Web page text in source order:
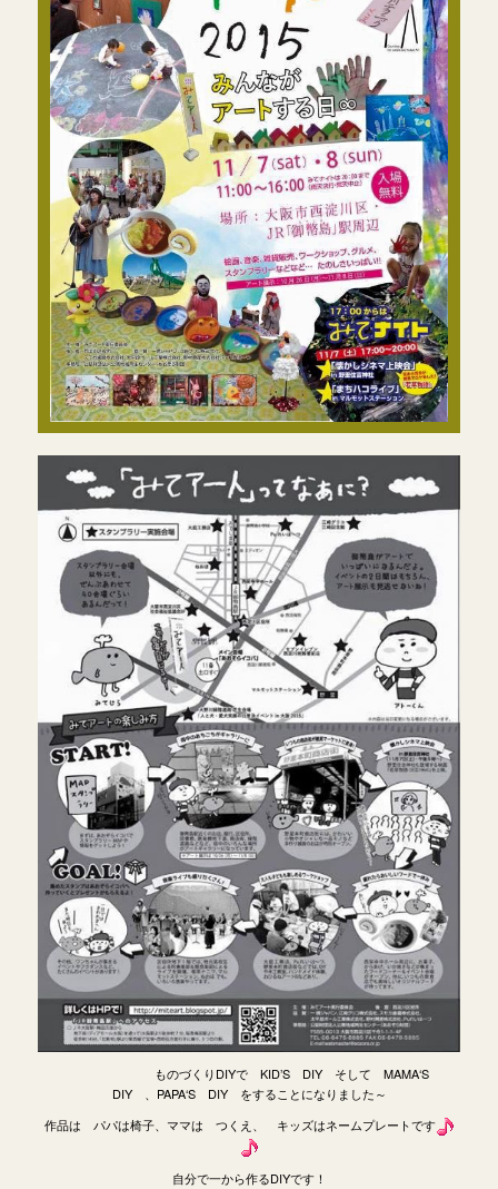
ものづくりDIYで KID’S DIY そして MAMA‘S
DIY 、PAPA‘S DIY をすることになりました～
作品は パパは椅子、ママは つくえ、 キッズはネームプレートです
自分で一から作るDIYです！